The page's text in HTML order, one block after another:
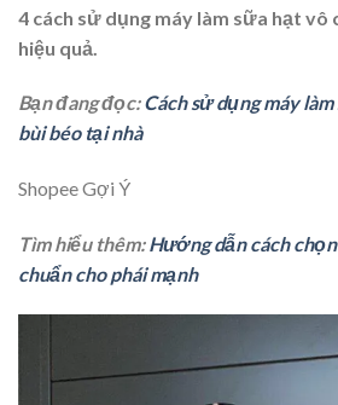
4 cách sử dụng máy làm sữa hạt vô
hiệu quả.
Bạn đang đọc:Cách sử dụng máy
bùi béo tại nhà
Shopee Gợi Ý
Tìm hiểu thêm:Hướng dẫn cách
chuẩn cho phái mạnh